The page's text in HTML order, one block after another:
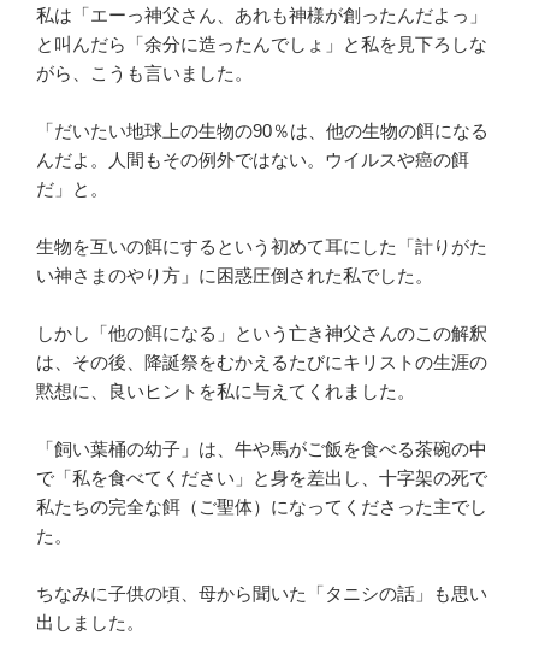
私は「エーっ神父さん、あれも神様が創ったんだよっ」
と叫んだら「余分に造ったんでしょ」と私を見下ろしな
がら、こうも言いました。
「だいたい地球上の生物の90％は、他の生物の餌になる
んだよ。人間もその例外ではない。ウイルスや癌の餌
だ」と。
生物を互いの餌にするという初めて耳にした「計りがた
い神さまのやり方」に困惑圧倒された私でした。
しかし「他の餌になる」という亡き神父さんのこの解釈
は、その後、降誕祭をむかえるたびにキリストの生涯の
黙想に、良いヒントを私に与えてくれました。
「飼い葉桶の幼子」は、牛や馬がご飯を食べる茶碗の中
で「私を食べてください」と身を差出し、十字架の死で
私たちの完全な餌（ご聖体）になってくださった主でし
た。
ちなみに子供の頃、母から聞いた「タニシの話」も思い
出しました。